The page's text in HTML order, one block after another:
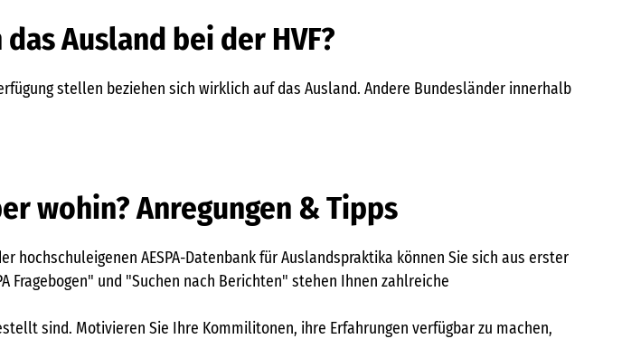
Ausland bei der HVF?
stellen beziehen sich wirklich auf das Ausland. Andere Bundesländer innerhalb
wohin? Anregungen & Tipps
AESPA-Datenbank für Auslandspraktika können Sie sich aus erster
Fragebogen" und "Suchen nach Berichten" stehen Ihnen zahlreiche
sind. Motivieren Sie Ihre Kommilitonen, ihre Erfahrungen verfügbar zu machen,